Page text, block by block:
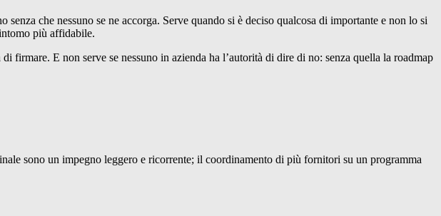
senza che nessuno se ne accorga. Serve quando si è deciso qualcosa di importante e non lo si
più affidabile.
firmare. E non serve se nessuno in azienda ha l’autorità di dire di no: senza quella la roadmap
sono un impegno leggero e ricorrente; il coordinamento di più fornitori su un programma